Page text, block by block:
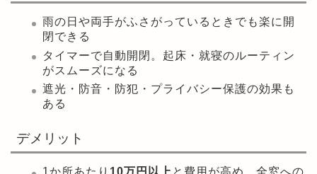
雨の日や両手がふさがっているときでも楽に開
閉できる
タイマーで自動開閉。起床・就寝のルーティン
がスムーズになる
遮光・防音・防犯・プライバシー保護の効果も
ある
デメリット